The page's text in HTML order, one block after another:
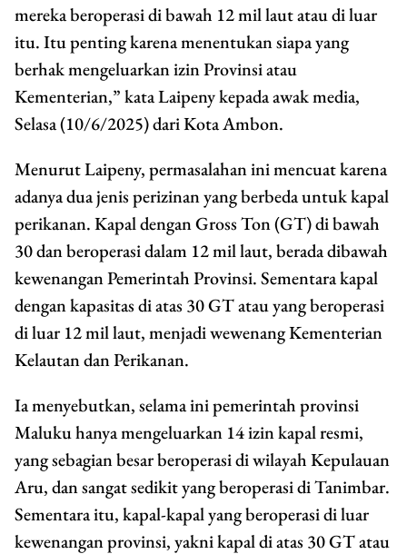
mereka beroperasi di bawah 12 mil laut atau di luar
itu. Itu penting karena menentukan siapa yang
berhak mengeluarkan izin Provinsi atau
Kementerian,” kata Laipeny kepada awak media,
Selasa (10/6/2025) dari Kota Ambon.
Menurut Laipeny, permasalahan ini mencuat karena
adanya dua jenis perizinan yang berbeda untuk kapal
perikanan. Kapal dengan Gross Ton (GT) di bawah
30 dan beroperasi dalam 12 mil laut, berada dibawah
kewenangan Pemerintah Provinsi. Sementara kapal
dengan kapasitas di atas 30 GT atau yang beroperasi
di luar 12 mil laut, menjadi wewenang Kementerian
Kelautan dan Perikanan.
Ia menyebutkan, selama ini pemerintah provinsi
Maluku hanya mengeluarkan 14 izin kapal resmi,
yang sebagian besar beroperasi di wilayah Kepulauan
Aru, dan sangat sedikit yang beroperasi di Tanimbar.
Sementara itu, kapal-kapal yang beroperasi di luar
kewenangan provinsi, yakni kapal di atas 30 GT atau